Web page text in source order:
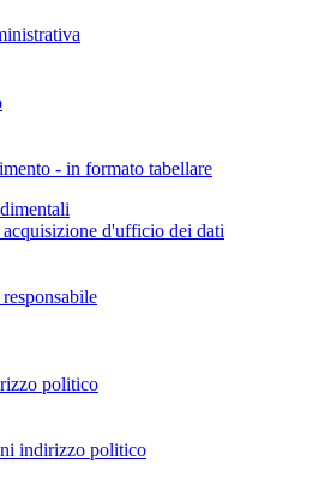
- in formato tabellare
d'ufficio dei dati
politico
indirizzo politico